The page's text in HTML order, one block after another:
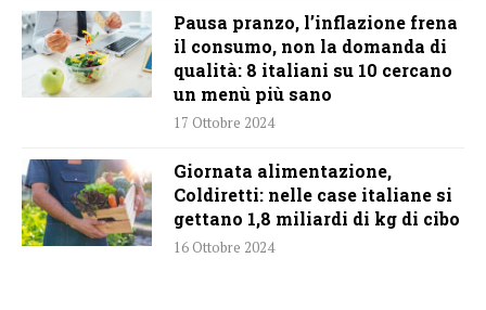
Pausa pranzo, l’inflazione frena
il consumo, non la domanda di
qualità: 8 italiani su 10 cercano
un menù più sano
17 Ottobre 2024
Giornata alimentazione,
Coldiretti: nelle case italiane si
gettano 1,8 miliardi di kg di cibo
16 Ottobre 2024